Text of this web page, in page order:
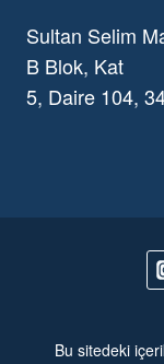
Sultan Selim
B Blok, Kat
5, Daire 104,
Bu sitedeki